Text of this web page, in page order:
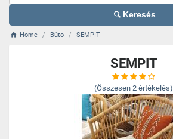
Keresés
Home Búto SEMPIT
SEMPIT
(Összesen 2 értékelés)